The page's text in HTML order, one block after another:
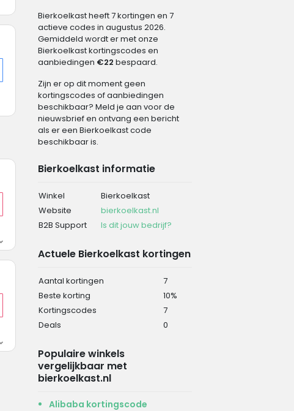
Bierkoelkast heeft 7 kortingen en 7
actieve codes in augustus 2026.
Gemiddeld wordt er met onze
Bierkoelkast kortingscodes en
aanbiedingen €22 bespaard.
Zijn er op dit moment geen
kortingscodes of aanbiedingen
beschikbaar? Meld je aan voor de
nieuwsbrief en ontvang een bericht
als er een Bierkoelkast code
beschikbaar is.
Bierkoelkast informatie
Winkel
Bierkoelkast
Website
bierkoelkast.nl
B2B Support
Is dit jouw bedrijf?
Actuele Bierkoelkast kortingen
Aantal kortingen
7
Beste korting
10%
Kortingscodes
7
Deals
0
Populaire winkels
vergelijkbaar met
bierkoelkast.nl
Alibaba kortingscode